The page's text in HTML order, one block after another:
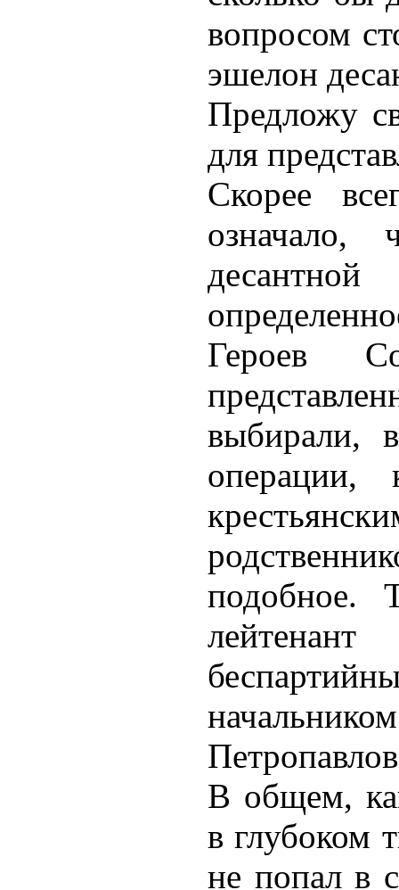
вопросом
эшелон
Предложу
для
Скорее
означало,
Героев
выбирали,
операции,
подобное.
В общем,
в глубоком
не попал в